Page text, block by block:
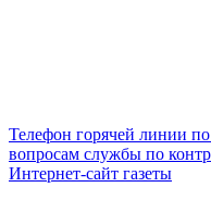
Телефон горячей линии
вопросам службы по
Интернет-сайт газеты